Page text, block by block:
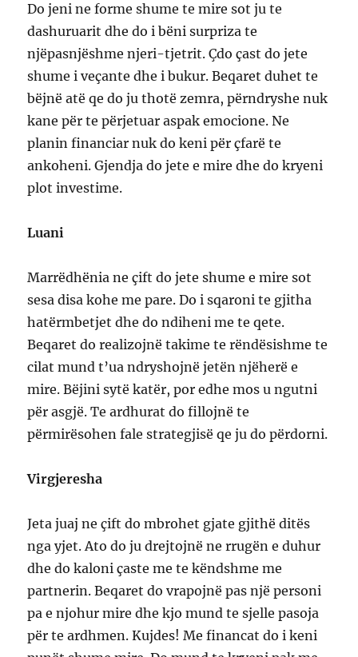
Do jeni ne forme shume te mire sot ju te
dashuruarit dhe do i bëni surpriza te
njëpasnjëshme njeri-tjetrit. Çdo çast do jete
shume i veçante dhe i bukur. Beqaret duhet te
bëjnë atë qe do ju thotë zemra, përndryshe nuk
kane për te përjetuar aspak emocione. Ne
planin financiar nuk do keni për çfarë te
ankoheni. Gjendja do jete e mire dhe do kryeni
plot investime.
Luani
Marrëdhënia ne çift do jete shume e mire sot
sesa disa kohe me pare. Do i sqaroni te gjitha
hatërmbetjet dhe do ndiheni me te qete.
Beqaret do realizojnë takime te rëndësishme te
cilat mund t’ua ndryshojnë jetën njëherë e
mire. Bëjini sytë katër, por edhe mos u ngutni
për asgjë. Te ardhurat do fillojnë te
përmirësohen fale strategjisë qe ju do përdorni.
Virgjeresha
Jeta juaj ne çift do mbrohet gjate gjithë ditës
nga yjet. Ato do ju drejtojnë ne rrugën e duhur
dhe do kaloni çaste me te këndshme me
partnerin. Beqaret do vrapojnë pas një personi
pa e njohur mire dhe kjo mund te sjelle pasoja
për te ardhmen. Kujdes! Me financat do i keni